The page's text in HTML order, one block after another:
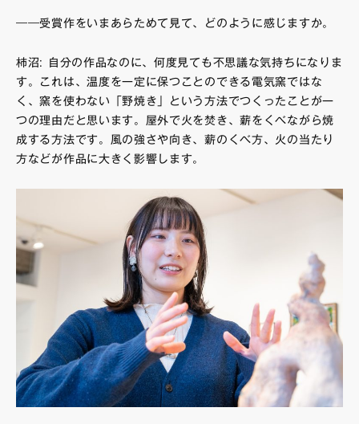
――受賞作をいまあらためて見て、どのように感じますか。
柿沼: ⾃分の作品なのに、何度⾒ても不思議な気持ちになりま
す。これは、温度を⼀定に保つことのできる電気窯ではな
く、窯を使わない「野焼き」という⽅法でつくったことが一
つの理由だと思います。屋外で⽕を焚き、薪をくべながら焼
成する⽅法です。⾵の強さや向き、薪のくべ⽅、⽕の当たり
⽅などが作品に⼤きく影響します。